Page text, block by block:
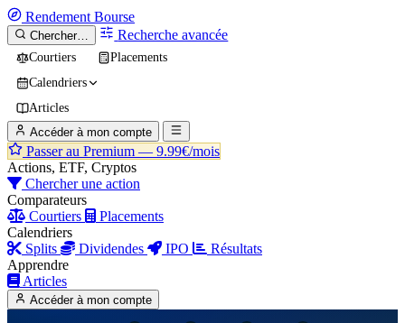
Rendement Bourse
Chercher… Recherche avancée
Courtiers
Placements
Calendriers
Articles
Accéder à mon compte
Passer au Premium — 9.99€/mois
Actions, ETF, Cryptos
Chercher une action
Comparateurs
Courtiers
Placements
Calendriers
Splits
Dividendes IPO
Résultats
Apprendre
Articles
Accéder à mon compte